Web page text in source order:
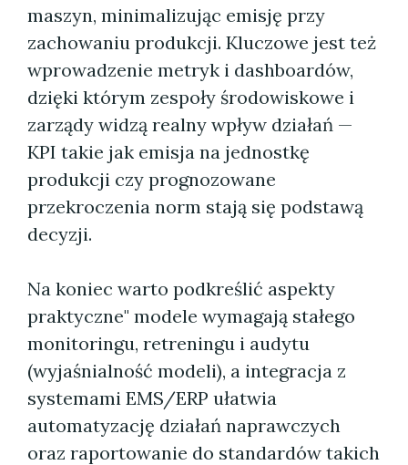
maszyn, minimalizując emisję przy
zachowaniu produkcji. Kluczowe jest też
wprowadzenie metryk i dashboardów,
dzięki którym zespoły środowiskowe i
zarządy widzą realny wpływ działań —
KPI takie jak emisja na jednostkę
produkcji czy prognozowane
przekroczenia norm stają się podstawą
decyzji.
Na koniec warto podkreślić aspekty
praktyczne" modele wymagają stałego
monitoringu, retreningu i audytu
(wyjaśnialność modeli), a integracja z
systemami EMS/ERP ułatwia
automatyzację działań naprawczych
oraz raportowanie do standardów takich